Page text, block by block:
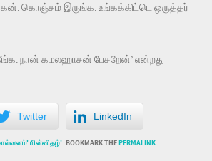
கொஞ்சம் இருங்க. உங்கக்கிட்டெ ஒருத்தர்
நான் கமலஹாசன் பேசறேன்’ என்றது
Twitter LinkedIn
மின்னிதழ்'. BOOKMARK THEPERMALINK.